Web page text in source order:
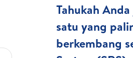
Tahukah
satu yang
berkembang